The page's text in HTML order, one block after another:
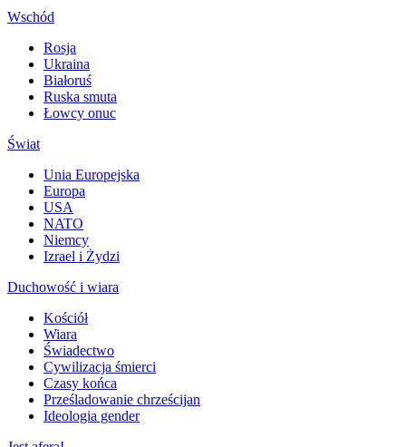
Wschód
Rosja
Ukraina
Białoruś
Ruska smuta
Łowcy onuc
Świat
Unia Europejska
Europa
USA
NATO
Niemcy
Izrael i Żydzi
Duchowość i wiara
Kościół
Wiara
Świadectwo
Cywilizacja śmierci
Czasy końca
Prześladowanie chrześcijan
Ideologia gender